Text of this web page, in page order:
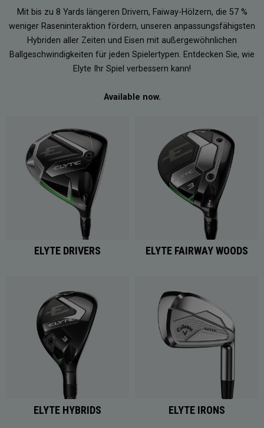
Mit bis zu 8 Yards längeren Drivern, Faiway-Hölzern, die 57 %
weniger Raseninteraktion fördern, unseren anpassungsfähigsten
Hybriden aller Zeiten und Eisen mit außergewöhnlichen
Ballgeschwindigkeiten für jeden Spielertypen. Entdecken Sie, wie
Elyte Ihr Spiel verbessern kann!
Available now.
ELYTE DRIVERS ELYTE FAIRWAY WOODS
ELYTE HYBRIDS ELYTE IRONS